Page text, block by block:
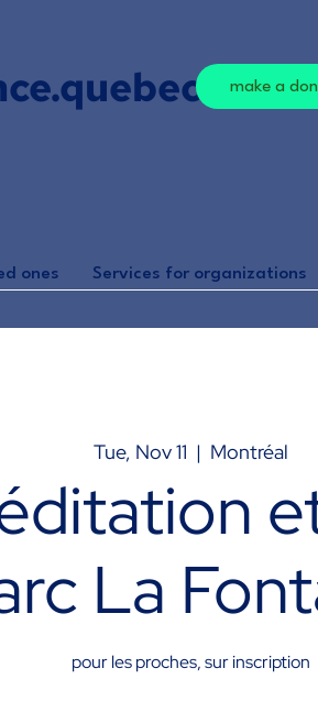
make a
ones Services for organizations
Tue, Nov 11
  |
Montréal
La
pour les proches, sur inscription